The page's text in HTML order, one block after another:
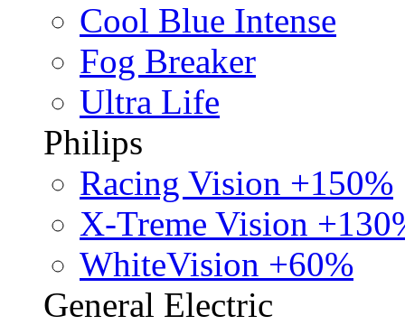
Cool Blue Intense
Fog Breaker
Ultra Life
Philips
Racing Vision +150%
X-Treme Vision
WhiteVision +60%
General Electric